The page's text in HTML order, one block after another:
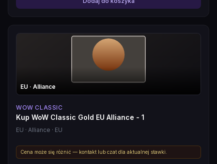
EU · Alliance
WOW CLASSIC
Kup WoW Classic Gold EU Alliance - 1
EU · Alliance · EU
Cena może się różnić — kontakt lub czat dla aktualnej stawki.